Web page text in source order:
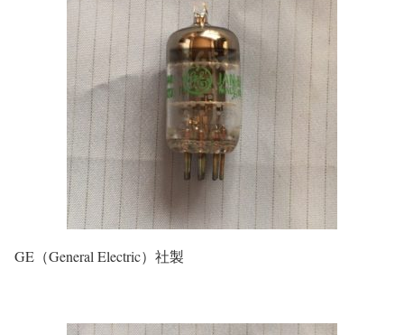
GE（General Electric）社製